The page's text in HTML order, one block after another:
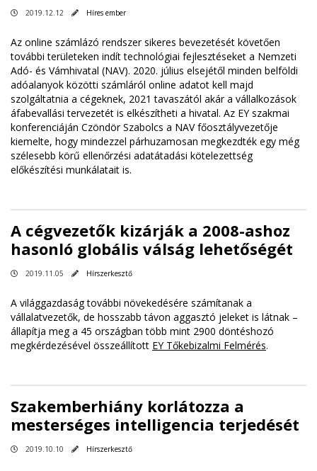
2019.12.12 Híres ember
Az online számlázó rendszer sikeres bevezetését követően
további területeken indít technológiai fejlesztéseket a Nemzeti
Adó- és Vámhivatal (NAV). 2020. július elsejétől minden belföldi
adóalanyok közötti számláról online adatot kell majd
szolgáltatnia a cégeknek, 2021 tavaszától akár a vállalkozások
áfabevallási tervezetét is elkészítheti a hivatal. Az EY szakmai
konferenciáján Czöndör Szabolcs a NAV főosztályvezetője
kiemelte, hogy mindezzel párhuzamosan megkezdték egy még
szélesebb körű ellenőrzési adatátadási kötelezettség
előkészítési munkálatait is.
A cégvezetők kizárják a 2008-ashoz
hasonló globális válság lehetőségét
2019.11.05 Hírszerkesztő
A világgazdaság további növekedésére számítanak a
vállalatvezetők, de hosszabb távon aggasztó jeleket is látnak –
állapítja meg a 45 országban több mint 2900 döntéshozó
megkérdezésével összeállított EY Tőkebizalmi Felmérés.
Szakemberhiány korlátozza a
mesterséges intelligencia terjedését
2019.10.10 Hírszerkesztő